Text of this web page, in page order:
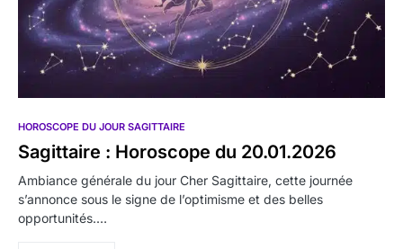
HOROSCOPE DU JOUR SAGITTAIRE
Sagittaire : Horoscope du 20.01.2026
Ambiance générale du jour Cher Sagittaire, cette journée
s’annonce sous le signe de l’optimisme et des belles
opportunités.…